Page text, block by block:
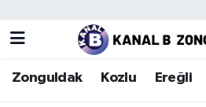
Zonguldak Kozlu Ereğli
Zonguldak
Kozlu
Zonguldak Nöbetçi
Zonguldak Hava Durumu